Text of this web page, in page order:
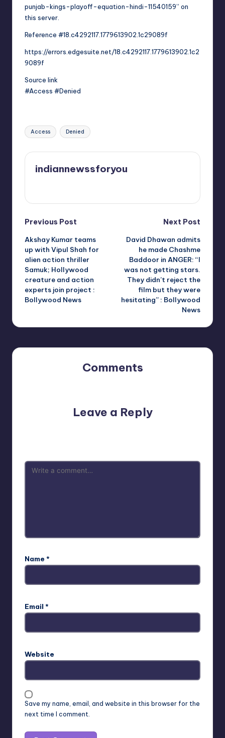
punjab-kings-playoff-equation-hindi-11540159” on
this server.
Reference #18.c4292117.1779613902.1c29089f
https://errors.edgesuite.net/18.c4292117.1779613902.1c2
9089f
Source link
#Access #Denied
Tags:
Access Denied
indiannewssforyou
Post
navigation
Previous Post
Akshay Kumar teams
up with Vipul Shah for
alien action thriller
Samuk; Hollywood
creature and action
experts join project :
Bollywood News
Next Post
David Dhawan admits
he made Chashme
Baddoor in ANGER: “I
was not getting stars.
They didn’t reject the
film but they were
hesitating” : Bollywood
News
Comments
Leave a Reply
Name *
Email *
Website
Save my name, email, and website in this browser for the
next time I comment.